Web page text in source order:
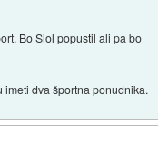
Bo Siol popustil ali pa bo
dva športna ponudnika.